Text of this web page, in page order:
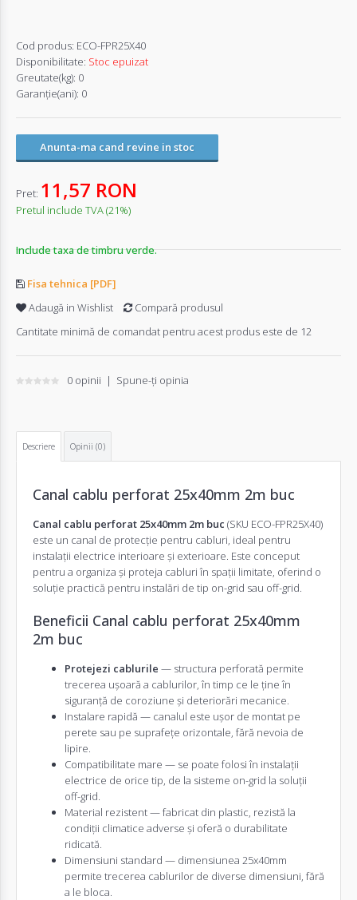
Cod produs: ECO-FPR25X40
Disponibilitate: Stoc epuizat
Greutate(kg): 0
Garanţie(ani): 0
Anunta-ma cand revine in stoc
Pret: 11,57 RON
Pretul include TVA (21%)
Include taxa de timbru verde.
Fisa tehnica [PDF]
Adaugă in Wishlist
Compară produsul
Cantitate minimă de comandat pentru acest produs este de 12
0 opinii | Spune-ţi opinia
Descriere Opinii (0)
Canal cablu perforat 25x40mm 2m buc
Canal cablu perforat 25x40mm 2m buc (SKU ECO-FPR25X40)
este un canal de protecție pentru cabluri, ideal pentru
instalații electrice interioare și exterioare. Este conceput
pentru a organiza și proteja cabluri în spații limitate, oferind o
soluție practică pentru instalări de tip on-grid sau off-grid.
Beneficii Canal cablu perforat 25x40mm
2m buc
Protejezi cablurile — structura perforată permite
trecerea ușoară a cablurilor, în timp ce le ține în
siguranță de coroziune și deteriorări mecanice.
Instalare rapidă — canalul este ușor de montat pe
perete sau pe suprafețe orizontale, fără nevoia de
lipire.
Compatibilitate mare — se poate folosi în instalații
electrice de orice tip, de la sisteme on-grid la soluții
off-grid.
Material rezistent — fabricat din plastic, rezistă la
condiții climatice adverse și oferă o durabilitate
ridicată.
Dimensiuni standard — dimensiunea 25x40mm
permite trecerea cablurilor de diverse dimensiuni, fără
a le bloca.